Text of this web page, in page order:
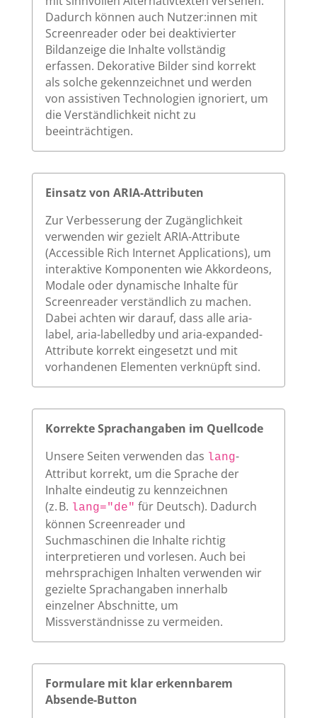
Dadurch können auch Nutzer:innen mit
Screenreader oder bei deaktivierter
Bildanzeige die Inhalte vollständig
erfassen. Dekorative Bilder sind korrekt
als solche gekennzeichnet und werden
von assistiven Technologien ignoriert, um
die Verständlichkeit nicht zu
beeinträchtigen.
Einsatz von ARIA-Attributen
Zur Verbesserung der Zugänglichkeit
verwenden wir gezielt ARIA-Attribute
(Accessible Rich Internet Applications), um
interaktive Komponenten wie Akkordeons,
Modale oder dynamische Inhalte für
Screenreader verständlich zu machen.
Dabei achten wir darauf, dass alle aria-
label, aria-labelledby und aria-expanded-
Attribute korrekt eingesetzt und mit
vorhandenen Elementen verknüpft sind.
Korrekte Sprachangaben im Quellcode
Unsere Seiten verwenden das lang-
Attribut korrekt, um die Sprache der
Inhalte eindeutig zu kennzeichnen
(z. B. lang="de" für Deutsch). Dadurch
können Screenreader und
Suchmaschinen die Inhalte richtig
interpretieren und vorlesen. Auch bei
mehrsprachigen Inhalten verwenden wir
gezielte Sprachangaben innerhalb
einzelner Abschnitte, um
Missverständnisse zu vermeiden.
Formulare mit klar erkennbarem
Absende-Button